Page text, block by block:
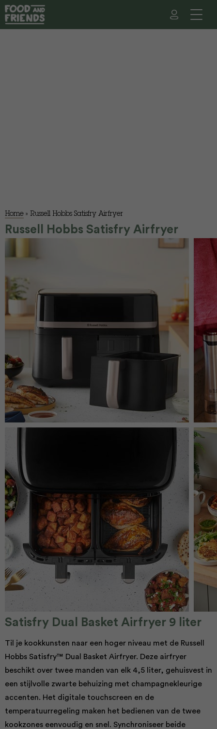
Home » Russell Hobbs Satisfry Airfryer
Russell Hobbs Satisfry Airfryer
Satisfry Dual Basket Airfryer 9 liter
Til je kookkunsten naar een hoger niveau met de Russell
Hobbs Satisfry™ Dual Basket Airfryer. Deze airfryer
beschikt over twee manden van elk 4,5 liter, gehuisvest in
een stijlvolle zwarte behuizing met champagnekleurige
accenten. Het digitale touchscreen en de
temperatuurregeling maken het bedienen van de twee
kookzones eenvoudig en snel. Synchroniseer beide